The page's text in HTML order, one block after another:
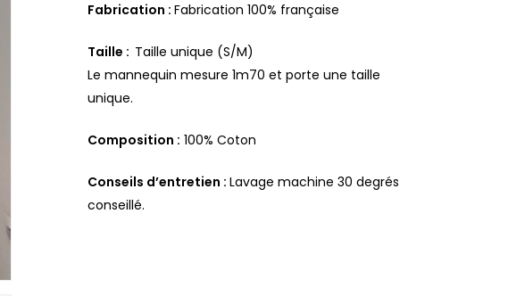
Fabrication :Fabrication 100% française
Taille : Taille unique (S/M)
Le mannequin mesure 1m70 et porte une taille
unique.
Composition : 100% Coton
Conseils d’entretien :Lavage machine 30 degrés
conseillé.